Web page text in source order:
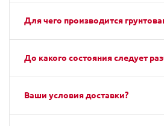
Для чего производится
До какого состояния следует
Ваши условия доставки?